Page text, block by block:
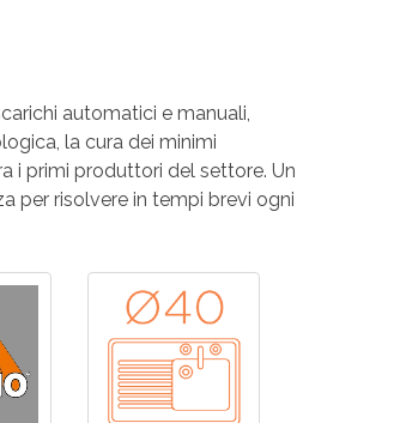
automatici e manuali,
la cura dei minimi
i primi produttori del settore. Un
per risolvere in tempi brevi ogni